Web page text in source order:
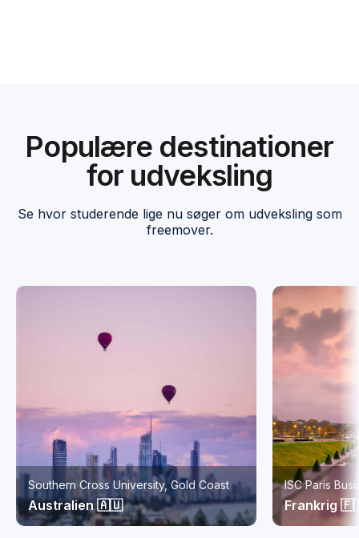
Populære destinationer
for udveksling
Se hvor studerende lige nu søger om udveksling som
freemover.
ISC Paris Business School
Frankrig 🇫🇷
Monash
Malaysia